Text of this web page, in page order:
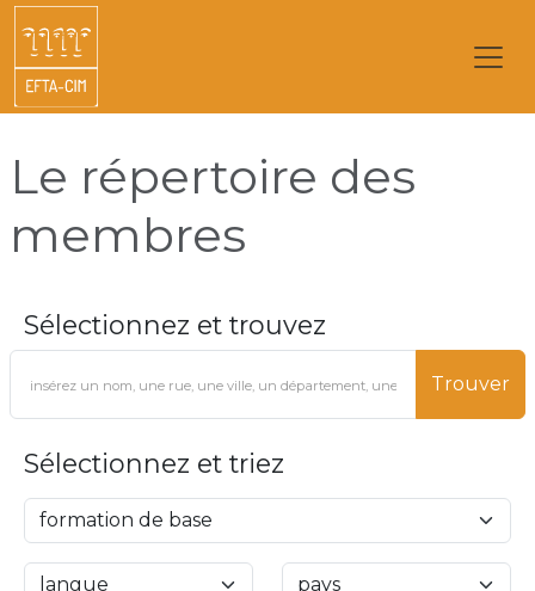
Le répertoire des
membres
Sélectionnez et trouvez
Trouver
Sélectionnez et triez